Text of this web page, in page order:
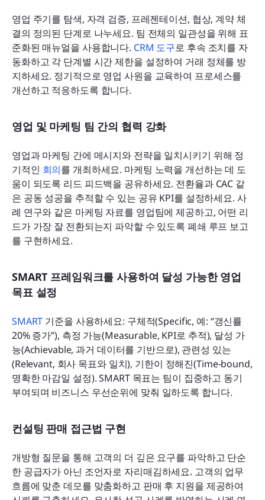
영업 주기를 탐색, 자격 검증, 프레젠테이션, 협상, 계약 체
결의 정의된 단계로 나누세요. 팀 전체의 일관성을 위해 표
준화된 매뉴얼을 사용합니다. CRM 도구로 후속 조치를 자
동화하고 각 단계별 시간 제한을 설정하여 거래 정체를 방
지하세요. 정기적으로 영업 사원을 교육하여 프로세스를
개선하고 적응하도록 합니다.
영업 및 마케팅 팀 간의 협력 강화
영업과 마케팅 간에 메시지와 전략을 일치시키기 위해 정
기적인 회의를 개최하세요. 마케팅 노력을 개선하는 데 도
움이 되도록 리드 피드백을 공유하세요. 전환율과 CAC 같
은 공동 성공을 추적할 수 있는 공유 KPI를 설정하세요. 사
례 연구와 같은 마케팅 자료를 영업팀에 제공하고, 어떤 리
드가 가장 잘 전환되는지 파악할 수 있도록 폐쇄 루프 보고
를 구현하세요.
SMART 프레임워크를 사용하여 달성 가능한 영업
목표 설정
SMART 기준을 사용하세요: 구체적(Specific, 예: “갱신률
20% 증가”), 측정 가능(Measurable, KPI로 추적), 달성 가
능(Achievable, 과거 데이터를 기반으로), 관련성 있는
(Relevant, 회사 목표와 일치), 기한이 정해진(Time-bound,
명확한 마감일 설정). SMART 목표는 팀이 집중하고 동기
부여되며 비즈니스 우선순위에 맞춰 일하도록 합니다.
컨설팅 판매 접근법 구현
개방형 질문을 통해 고객의 더 깊은 요구를 파악하고 단순
한 공급자가 아닌 조언자로 자리매김하세요. 고객의 업무
흐름에 맞춘 데모를 맞춤화하고 판매 후 지원을 제공하여